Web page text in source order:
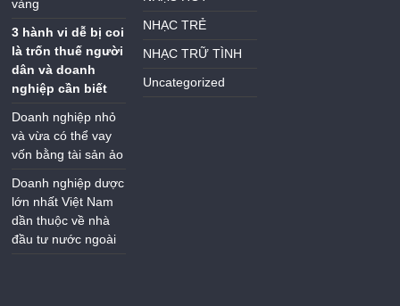
vàng
3 hành vi dễ bị coi
là trốn thuế người
dân và doanh
nghiệp cần biết
Doanh nghiệp nhỏ
và vừa có thể vay
vốn bằng tài sản ảo
Doanh nghiệp dược
lớn nhất Việt Nam
dần thuộc về nhà
đầu tư nước ngoài
NHẠC TRẺ
NHẠC TRỮ TÌNH
Uncategorized